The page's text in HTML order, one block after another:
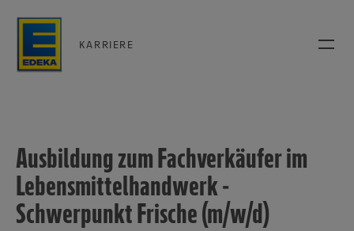
KARRIERE
Ausbildung zum Fachverkäufer im
Lebensmittelhandwerk -
Schwerpunkt Frische (m/w/d)